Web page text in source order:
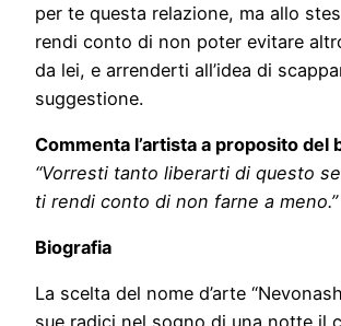
per te questa relazione, ma allo
rendi conto di non poter evitare
da lei, e arrenderti all’idea di
suggestione.
Commenta l’artista a proposito del
“Vorresti tanto liberarti di questo
ti rendi conto di non farne a meno.”
Biografia
La scelta del nome d’arte